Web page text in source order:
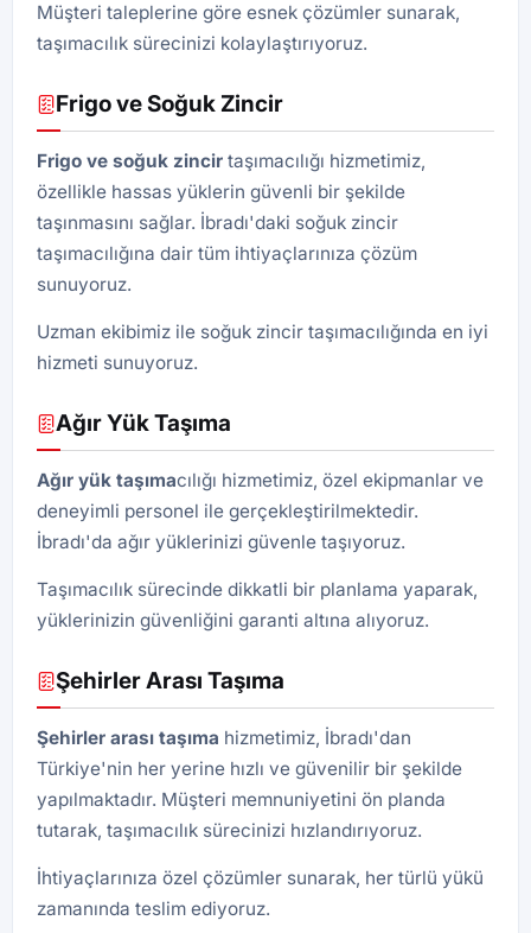
Müşteri taleplerine göre esnek çözümler sunarak,
taşımacılık sürecinizi kolaylaştırıyoruz.
Frigo ve Soğuk Zincir
Frigo ve soğuk zincir taşımacılığı hizmetimiz,
özellikle hassas yüklerin güvenli bir şekilde
taşınmasını sağlar. İbradı'daki soğuk zincir
taşımacılığına dair tüm ihtiyaçlarınıza çözüm
sunuyoruz.
Uzman ekibimiz ile soğuk zincir taşımacılığında en iyi
hizmeti sunuyoruz.
Ağır Yük Taşıma
Ağır yük taşımacılığı hizmetimiz, özel ekipmanlar ve
deneyimli personel ile gerçekleştirilmektedir.
İbradı'da ağır yüklerinizi güvenle taşıyoruz.
Taşımacılık sürecinde dikkatli bir planlama yaparak,
yüklerinizin güvenliğini garanti altına alıyoruz.
Şehirler Arası Taşıma
Şehirler arası taşıma hizmetimiz, İbradı'dan
Türkiye'nin her yerine hızlı ve güvenilir bir şekilde
yapılmaktadır. Müşteri memnuniyetini ön planda
tutarak, taşımacılık sürecinizi hızlandırıyoruz.
İhtiyaçlarınıza özel çözümler sunarak, her türlü yükü
zamanında teslim ediyoruz.